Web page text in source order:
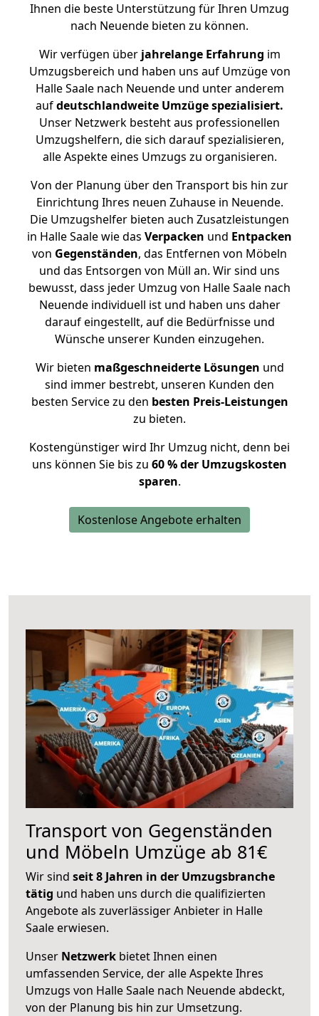
Ihnen die beste Unterstützung für Ihren Umzug
nach Neuende bieten zu können.
Wir verfügen überjahrelange Erfahrung im
Umzugsbereich und haben uns auf Umzüge von
Halle Saale nach Neuende und unter anderem
aufdeutschlandweite Umzüge spezialisiert.
Unser Netzwerk besteht aus professionellen
Umzugshelfern, die sich darauf spezialisieren,
alle Aspekte eines Umzugs zu organisieren.
Von der Planung über den Transport bis hin zur
Einrichtung Ihres neuen Zuhause in Neuende.
Die Umzugshelfer bieten auch Zusatzleistungen
in Halle Saale wie das Verpacken und Entpacken
von Gegenständen, das Entfernen von Möbeln
und das Entsorgen von Müll an. Wir sind uns
bewusst, dass jeder Umzug von Halle Saale nach
Neuende individuell ist und haben uns daher
darauf eingestellt, auf die Bedürfnisse und
Wünsche unserer Kunden einzugehen.
Wir bieten maßgeschneiderte Lösungen und
sind immer bestrebt, unseren Kunden den
besten Service zu den besten Preis-Leistungen
zu bieten.
Kostengünstiger wird Ihr Umzug nicht, denn bei
uns können Sie bis zu 60 % der Umzugskosten
sparen.
Kostenlose Angebote erhalten
Transport von Gegenständen
und Möbeln Umzüge ab 81€
Wir sind seit 8 Jahren in der Umzugsbranche
tätig und haben uns durch die qualifizierten
Angebote als zuverlässiger Anbieter in Halle
Saale erwiesen.
Unser Netzwerk bietet Ihnen einen
umfassenden Service, der alle Aspekte Ihres
Umzugs von Halle Saale nach Neuende abdeckt,
von der Planung bis hin zur Umsetzung.